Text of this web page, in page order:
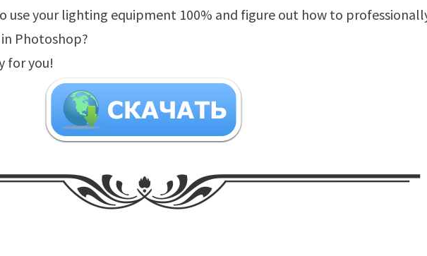
use your lighting equipment 100% and figure out how to
Photoshop?
for you!​